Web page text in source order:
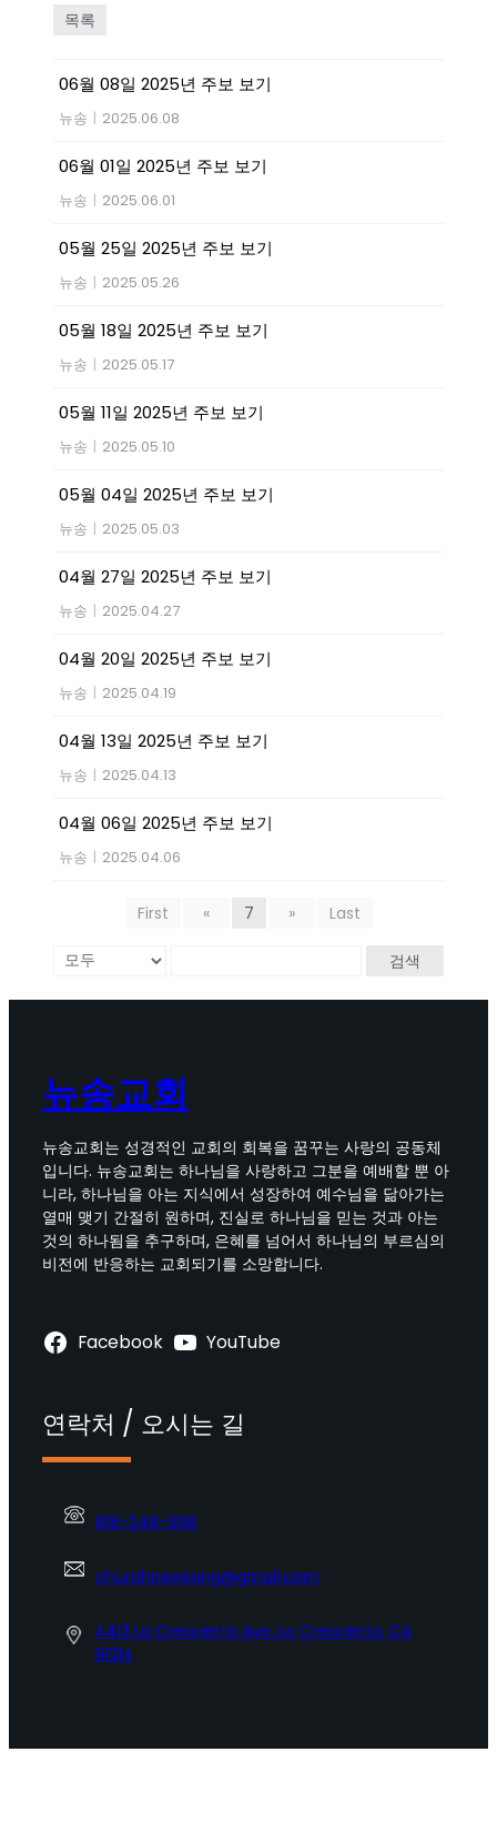
목록
06월 08일 2025년 주보 보기
뉴송 | 2025.06.08
06월 01일 2025년 주보 보기
뉴송 | 2025.06.01
05월 25일 2025년 주보 보기
뉴송 | 2025.05.26
05월 18일 2025년 주보 보기
뉴송 | 2025.05.17
05월 11일 2025년 주보 보기
뉴송 | 2025.05.10
05월 04일 2025년 주보 보기
뉴송 | 2025.05.03
04월 27일 2025년 주보 보기
뉴송 | 2025.04.27
04월 20일 2025년 주보 보기
뉴송 | 2025.04.19
04월 13일 2025년 주보 보기
뉴송 | 2025.04.13
04월 06일 2025년 주보 보기
뉴송 | 2025.04.06
First « 7 » Last
검색
뉴송교회
뉴송교회는 성경적인 교회의 회복을 꿈꾸는 사랑의 공동체
입니다. 뉴송교회는 하나님을 사랑하고 그분을 예배할 뿐 아
니라, 하나님을 아는 지식에서 성장하여 예수님을 닮아가는
열매 맺기 간절히 원하며, 진실로 하나님을 믿는 것과 아는
것의 하나됨을 추구하며, 은혜를 넘어서 하나님의 부르심의
비전에 반응하는 교회되기를 소망합니다.
Facebook YouTube
연락처 / 오시는 길
818-248-9191
churchnewsong@gmail.com
4413 La Crescenta Ave. La Crescenta, CA
91214